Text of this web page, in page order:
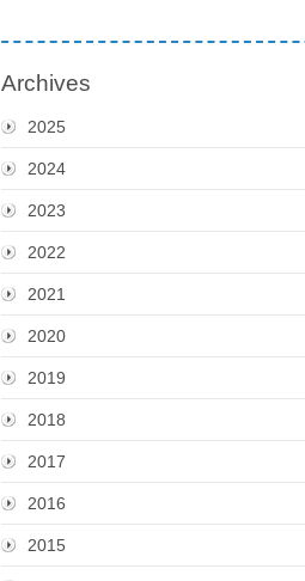
Archives
2025
2024
2023
2022
2021
2020
2019
2018
2017
2016
2015